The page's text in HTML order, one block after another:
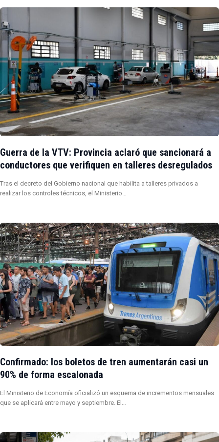
Guerra de la VTV: Provincia aclaró que sancionará a
conductores que verifiquen en talleres desregulados
Tras el decreto del Gobierno nacional que habilita a talleres privados a
realizar los controles técnicos, el Ministerio…
Confirmado: los boletos de tren aumentarán casi un
90% de forma escalonada
El Ministerio de Economía oficializó un esquema de incrementos mensuales
que se aplicará entre mayo y septiembre. El…